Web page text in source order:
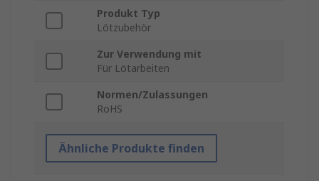
Produkt Typ
Lötzubehör
Zur Verwendung mit
Für Lötarbeiten
Normen/Zulassungen
RoHS
Ähnliche Produkte finden